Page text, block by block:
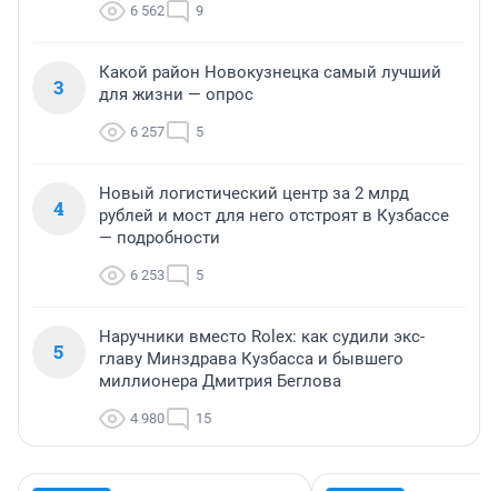
6 562 9
3
Какой район Новокузнецка самый лучший
для жизни — опрос
6 257 5
4
Новый логистический центр за 2 млрд
рублей и мост для него отстроят в Кузбассе
— подробности
6 253 5
5
Наручники вместо Rolex: как судили экс-
главу Минздрава Кузбасса и бывшего
миллионера Дмитрия Беглова
4 980 15